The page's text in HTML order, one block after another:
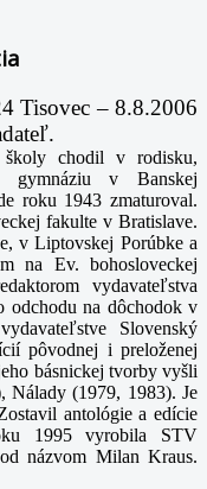
Tisovec – 8.8.2006
chodil v rodisku,
gymnáziu v Banskej
roku 1943 zmaturoval.
fakulte v Bratislave.
v Liptovskej Porúbke a
na Ev. bohosloveckej
vydavateľstva
odchodu na dôchodok v
Slovenský
pôvodnej i preloženej
básnickej tvorby vyšli
(1979, 1983). Je
antológie a edície
1995 vyrobila STV
názvom Milan Kraus.